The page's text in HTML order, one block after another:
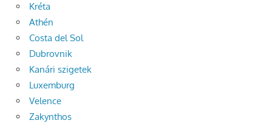
Kréta
Athén
Costa del Sol
Dubrovnik
Kanári szigetek
Luxemburg
Velence
Zakynthos